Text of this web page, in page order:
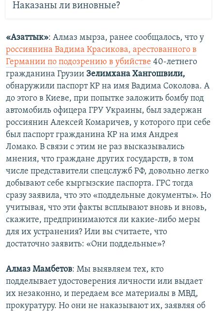
Наказаны ли виновные?
«Азаттык»: Алмаз мырза, ранее сообщалось, что у
россиянина Вадима Красикова, арестованного в
Германии по подозрению в убийстве 40-летнего
гражданина Грузии Зелимхана Хангошвили,
обнаружили паспорт КР на имя Вадима Соколова. А
до этого в Киеве, при попытке заложить бомбу под
автомобиль офицера ГРУ Украины, был задержан
россиянин Алексей Комаричев, у которого при себе
был паспорт гражданина КР на имя Андрея
Ломако. В связи с этим не раз высказывались
мнения, что граждане других государств, в том
числе представители спецслужб РФ, довольно легко
добывают себе кыргызские паспорта. ГРС тогда
сразу заявила, что это «поддельные документы». Но
учитывая, что эти факты всплывают вновь и вновь,
скажите, предпринимаются ли какие-либо меры
для их устранения? Или вы считаете, что
достаточно заявить: «Они поддельные»?
Алмаз Мамбетов: Мы выявляем тех, кто
подделывает удостоверения личности или выдает
их незаконно, и передаем все материалы в МВД,
прокуратуру. Но они не наказывают их, заявляя об